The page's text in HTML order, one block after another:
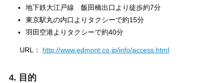
地下鉄大江戸線 飯田橋出口より徒歩約7分
東京駅丸の内口よりタクシーで約15分
羽田空港よりタクシーで約40分
URL： http://www.edmont.co.jp/info/access.html
4. 目的